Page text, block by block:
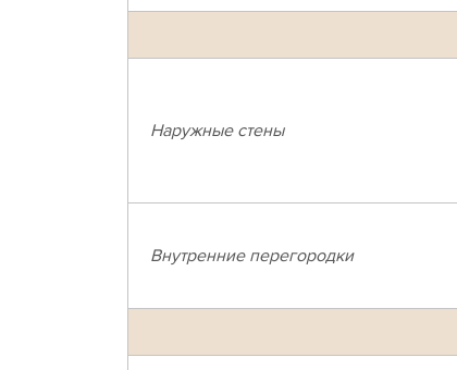
Наружные стены
Внутренние перегородки